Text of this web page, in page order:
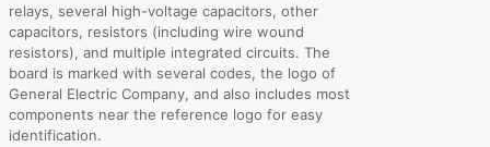
relays, several high-voltage capacitors, other
capacitors, resistors (including wire wound
resistors), and multiple integrated circuits. The
board is marked with several codes, the logo of
General Electric Company, and also includes most
components near the reference logo for easy
identification.